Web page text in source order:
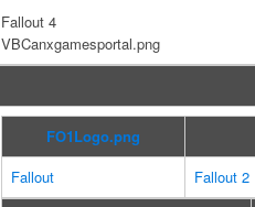
Fallout 4
VBCanxgamesportal.png
FO1Logo.png
Fallout
Fallout 2